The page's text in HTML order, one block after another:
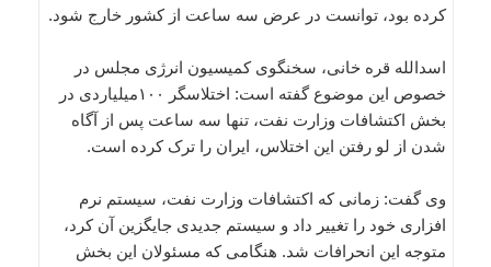
کرده بود، توانست در عرض سه ساعت از کشور خارج شود.
اسدالله قره خانی، سخنگوی کمیسیون انرژی مجلس در
خصوص این موضوع گفته است: اختلاسگر ۱۰۰میلیاردی در
بخش اکتشافات وزارت نفت، تنها سه ساعت پس از آگاه
شدن از لو رفتن این اختلاس، ایران را ترک کرده است.
وی گفت: زمانی که اکتشافات وزارت نفت، سیستم نرم
افزاری خود را تغییر داد و سیستم جدیدی جایگزین آن کرد،
متوجه این انحرافات شد. هنگامی که مسئولان این بخش